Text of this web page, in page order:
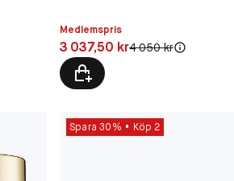
Medlemspris
Pris: 3 037,50 kr
3 037,50 krOriginal pris:
4 050 kr
Spara 30% Köp 2